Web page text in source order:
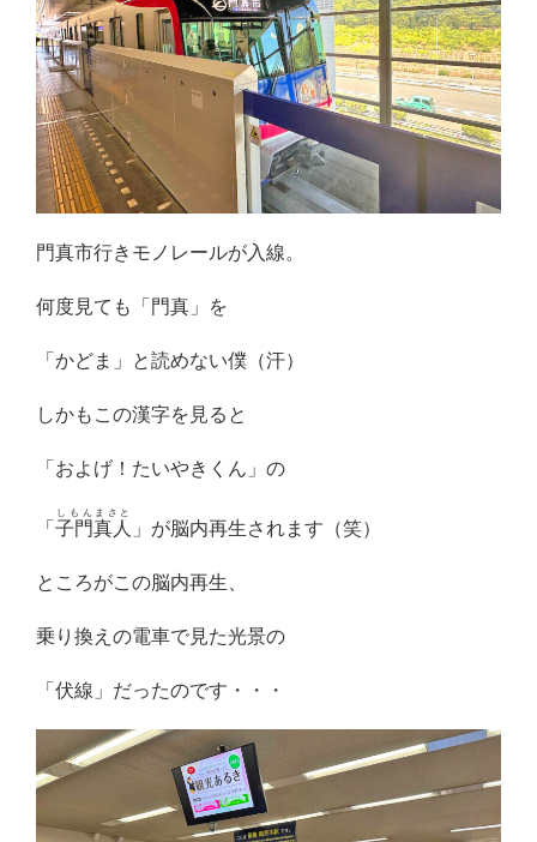
門真市行きモノレールが入線。
何度見ても「門真」を
「かどま」と読めない僕（汗）
しかもこの漢字を見ると
「およげ！たいやきくん」の
「 子門真人
しもんまさと
」が脳内再生されます（笑）
ところがこの脳内再生、
乗り換えの電車で見た光景の
「伏線」だったのです・・・